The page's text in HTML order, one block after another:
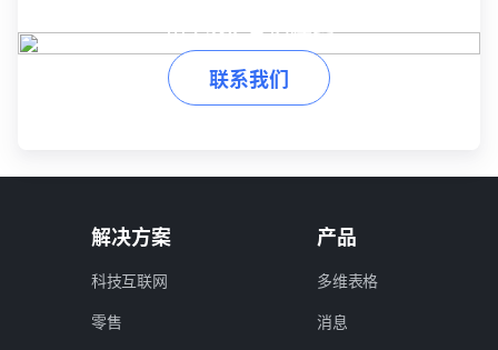
用 Lark 掌控任务
联系我们
解决方案
科技互联网
零售
产品
多维表格
消息